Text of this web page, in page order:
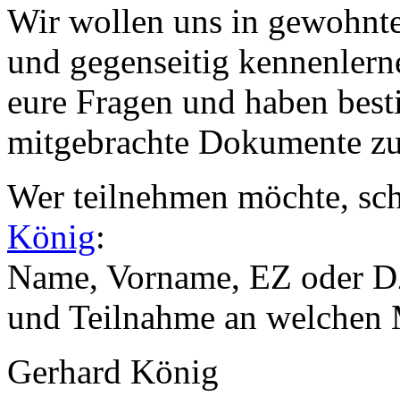
Wir wollen uns in
und gegenseitig
eure Fragen und haben
mitgebrachte Dokumente
Wer teilnehmen möchte,
König:
Name, Vorname, EZ oder
und Teilnahme an
Gerhard König